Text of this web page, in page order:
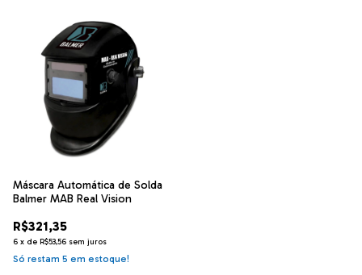
Máscara Automática de Solda
Balmer MAB Real Vision
R$321,35
6 x de R$53,56 sem juros
Só restam 5 em estoque!